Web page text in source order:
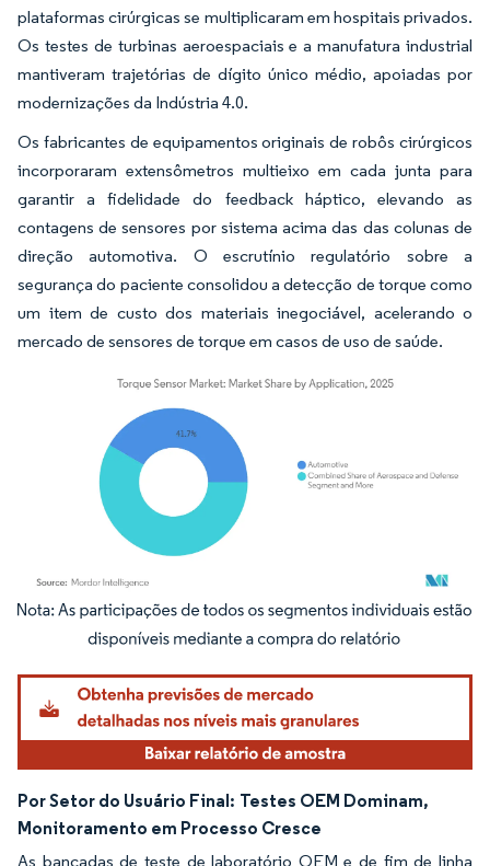
plataformas cirúrgicas se multiplicaram em hospitais privados.
Os testes de turbinas aeroespaciais e a manufatura industrial
mantiveram trajetórias de dígito único médio, apoiadas por
modernizações da Indústria 4.0.
Os fabricantes de equipamentos originais de robôs cirúrgicos
incorporaram extensômetros multieixo em cada junta para
garantir a fidelidade do feedback háptico, elevando as
contagens de sensores por sistema acima das das colunas de
direção automotiva. O escrutínio regulatório sobre a
segurança do paciente consolidou a detecção de torque como
um item de custo dos materiais inegociável, acelerando o
mercado de sensores de torque em casos de uso de saúde.
Imagem © Mordor Intelligence. O reuso requer atribuição conforme CC BY 4.0.
Por Setor do Usuário Final: Testes OEM Dominam,
Monitoramento em Processo Cresce
As bancadas de teste de laboratório OEM e de fim de linha